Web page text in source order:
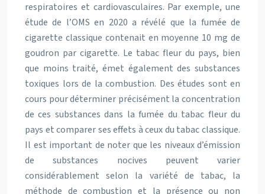
respiratoires et cardiovasculaires. Par exemple, une
étude de l’OMS en 2020 a révélé que la fumée de
cigarette classique contenait en moyenne 10 mg de
goudron par cigarette. Le tabac fleur du pays, bien
que moins traité, émet également des substances
toxiques lors de la combustion. Des études sont en
cours pour déterminer précisément la concentration
de ces substances dans la fumée du tabac fleur du
pays et comparer ses effets à ceux du tabac classique.
Il est important de noter que les niveaux d’émission
de substances nocives peuvent varier
considérablement selon la variété de tabac, la
méthode de combustion et la présence ou non